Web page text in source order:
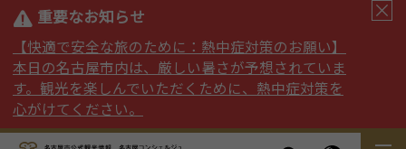
重要なお知らせ
【快適で安全な旅のために：熱中症対策のお願い】
本日の名古屋市内は、厳しい暑さが予想されていま
す。観光を楽しんでいただくために、熱中症対策を
心がけてください。